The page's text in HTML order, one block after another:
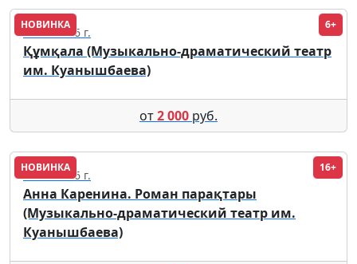
НОВИНКА 6+
18.09.2026 г.
Құмқала (Музыкально-драматический театр
им. Куанышбаева)
от2 000 руб.
НОВИНКА 16+
18.09.2026 г.
Анна Каренина. Роман парақтары
(Музыкально-драматический театр им.
Куанышбаева)